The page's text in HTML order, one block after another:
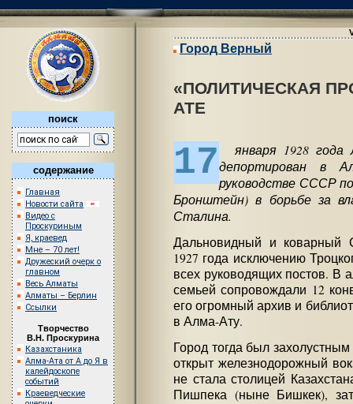
поиск
содержание
Главная
Новости сайта
Видео с
Проскуриным
Я, краевед
Мне – 70 лет!
Дружеский очерк о
главном
Весь Алматы
Алматы – Берлин
Ссылки
Творчество
В.Н. Проскурина
Казахстаника
Алма-Ата от А до Я в
калейдоскопе
событий
Краеведческие
Город Верный
«ПОЛИТИЧЕСКАЯ
АТЕ
17
января 1928 года
депортирован в
руководстве СССР
Бронштейн) в борьбе за
Сталина.
Дальновидный и коварный
1927 года исключению
всех руководящих постов. В
семьей сопровождали 12
его огромный архив и
в Алма-Ату.
Город тогда был
открыт железнодорожный
не стала столицей
Пишпека (ныне Бишкек),